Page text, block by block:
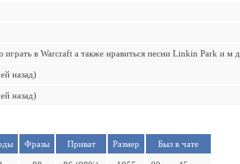
в Warcraft а также нравиться песни Linkin Park и м д
назад)
назад)
Фразы Приват Размер Был в чате